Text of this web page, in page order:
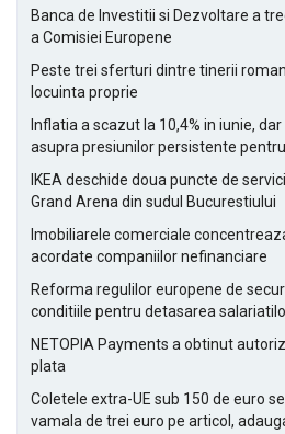
Banca de Investitii si Dezvoltare a
a Comisiei Europene
Peste trei sferturi dintre tinerii
locuinta proprie
Inflatia a scazut la 10,4% in iunie,
asupra presiunilor persistente
IKEA deschide doua puncte de
Grand Arena din sudul Bucurestiului
Imobiliarele comerciale
acordate companiilor nefinanciare
Reforma regulilor europene de
conditiile pentru detasarea
NETOPIA Payments a obtinut
plata
Coletele extra-UE sub 150 de euro
vamala de trei euro pe articol,